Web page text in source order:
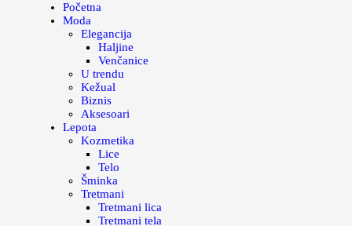
Početna
Moda
Elegancija
Haljine
Venčanice
U trendu
Kežual
Biznis
Aksesoari
Lepota
Kozmetika
Lice
Telo
Šminka
Tretmani
Tretmani lica
Tretmani tela
Kuhinja
Magazin